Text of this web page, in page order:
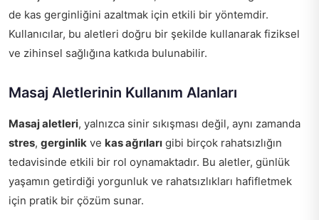
de kas gerginliğini azaltmak için etkili bir yöntemdir.
Kullanıcılar, bu aletleri doğru bir şekilde kullanarak fiziksel
ve zihinsel sağlığına katkıda bulunabilir.
Masaj Aletlerinin Kullanım Alanları
Masaj aletleri, yalnızca sinir sıkışması değil, aynı zamanda
stres, gerginlik ve kas ağrıları gibi birçok rahatsızlığın
tedavisinde etkili bir rol oynamaktadır. Bu aletler, günlük
yaşamın getirdiği yorgunluk ve rahatsızlıkları hafifletmek
için pratik bir çözüm sunar.